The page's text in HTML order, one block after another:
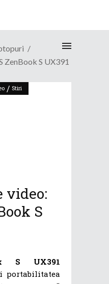
ZenBook S UX391
/ Stiri
video:
S
S UX391
portabilitatea